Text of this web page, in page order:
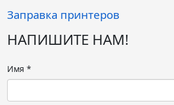
Заправка принтеров
НАПИШИТЕ НАМ!
Имя *